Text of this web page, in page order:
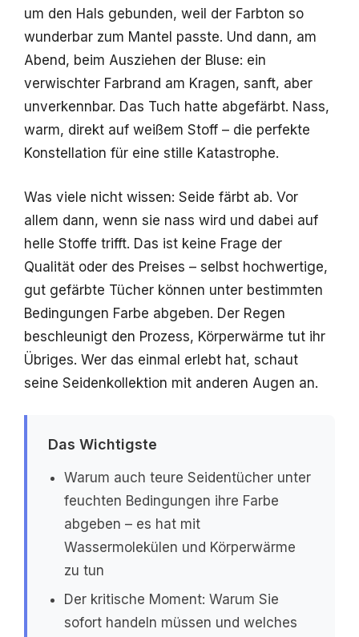
um den Hals gebunden, weil der Farbton so
wunderbar zum Mantel passte. Und dann, am
Abend, beim Ausziehen der Bluse: ein
verwischter Farbrand am Kragen, sanft, aber
unverkennbar. Das Tuch hatte abgefärbt. Nass,
warm, direkt auf weißem Stoff – die perfekte
Konstellation für eine stille Katastrophe.
Was viele nicht wissen: Seide färbt ab. Vor
allem dann, wenn sie nass wird und dabei auf
helle Stoffe trifft. Das ist keine Frage der
Qualität oder des Preises – selbst hochwertige,
gut gefärbte Tücher können unter bestimmten
Bedingungen Farbe abgeben. Der Regen
beschleunigt den Prozess, Körperwärme tut ihr
Übriges. Wer das einmal erlebt hat, schaut
seine Seidenkollektion mit anderen Augen an.
Das Wichtigste
Warum auch teure Seidentücher unter
feuchten Bedingungen ihre Farbe
abgeben – es hat mit
Wassermolekülen und Körperwärme
zu tun
Der kritische Moment: Warum Sie
sofort handeln müssen und welches